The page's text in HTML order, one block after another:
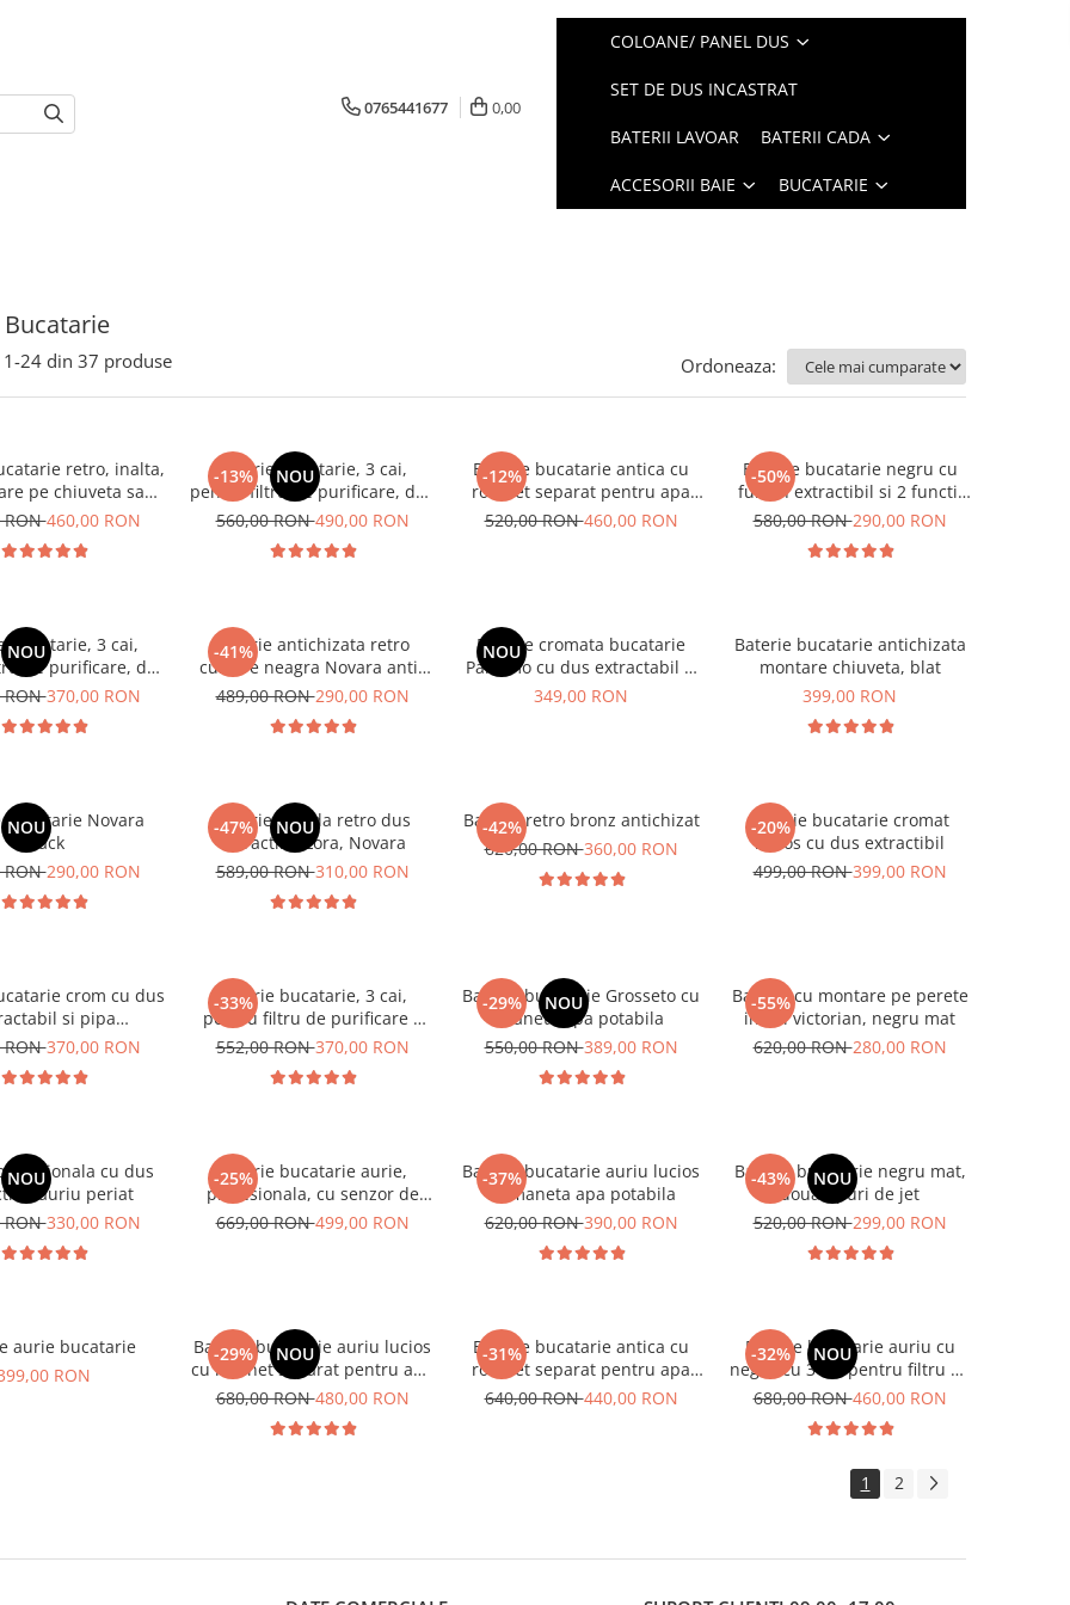
0765441677 0,00
COLOANE/ PANEL DUS
SET DE DUS INCASTRAT
BATERII LAVOAR BATERII CADA
ACCESORII BAIE BUCATARIE
1-24 din 37 produse Ordoneaza:
retro, inalta,
pe chiuveta sau
blat
RON460,00 RON
-13% NOU
Baterie bucatarie, 3 cai,
pentru filtru de purificare, dus
extractibil, auriu periat
560,00 RON490,00 RON
-12%
Baterie bucatarie antica cu
robinet separat pentru apa
potabila, Nova antique
520,00 RON460,00 RON
-50%
Baterie bucatarie negru cu
furtun extractibil si 2 functii
de curgere
580,00 RON290,00 RON
NOU
bucatarie, 3 cai,
de purificare, dus
negru mat
RON370,00 RON
-41%
Baterie antichizata retro
culoare neagra Novara antic
chiuveta bucatarie
489,00 RON290,00 RON
NOU
Baterie cromata bucatarie
Palermo cu dus extractabil si
pipa suplimentara
349,00 RON
Baterie bucatarie antichizata
montare chiuveta, blat
399,00 RON
NOU
bucatarie Novara
Black
RON290,00 RON
-47% NOU
Baterie lebada retro dus
extractibil Lora, Novara
589,00 RON310,00 RON
-42%
Baterie retro bronz antichizat
620,00 RON360,00 RON
-20%
Baterie bucatarie cromat
lucios cu dus extractibil
499,00 RON399,00 RON
crom cu dus
si pipa
RON370,00 RON
-33%
Baterie bucatarie, 3 cai,
pentru filtru de purificare a
apei
552,00 RON370,00 RON
-29% NOU
Baterie bucatarie Grosseto cu
maneta apa potabila
550,00 RON389,00 RON
-55%
Baterie cu montare pe perete
in stil victorian, negru mat
620,00 RON280,00 RON
NOU
cu dus
auriu periat
RON330,00 RON
-25%
Baterie bucatarie aurie,
profesionala, cu senzor de
pornire la atingere,cu dus
669,00 RON499,00 RON
-37%
Baterie bucatarie auriu lucios
cu maneta apa potabila
620,00 RON390,00 RON
-43% NOU
Baterie bucatarie negru mat,
doua tipuri de jet
520,00 RON299,00 RON
aurie bucatarie
RON
-29% NOU
Baterie bucatarie auriu lucios
cu robinet separat pentru apa
potabila
680,00 RON480,00 RON
-31%
Baterie bucatarie antica cu
robinet separat pentru apa
potabila, Nova antique
640,00 RON440,00 RON
-32% NOU
Baterie bucatarie auriu cu
negru cu 3 cai pentru filtru de
purificare a apei
680,00 RON460,00 RON
1 2